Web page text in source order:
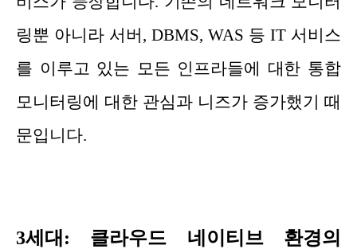
링뿐 아니라 서버, DBMS, WAS 등 IT 서비스
를 이루고 있는 모든 인프라들에 대한 통합
모니터링에 대한 관심과 니즈가 증가했기 때
문입니다.
3세대: 클라우드 네이티브 환경의